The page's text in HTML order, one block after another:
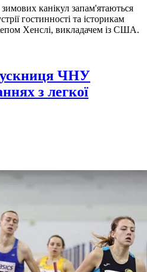
канікул запам'ятаються
гостинності та історикам
Хенслі, викладачем із США.
ЧНУ
з легкої